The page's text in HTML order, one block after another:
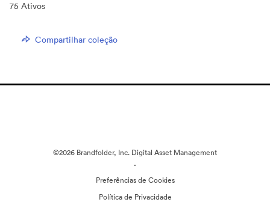
75 Ativos
Compartilhar coleção
©2026 Brandfolder, Inc. Digital Asset Management
·
Preferências de Cookies
Política de Privacidade